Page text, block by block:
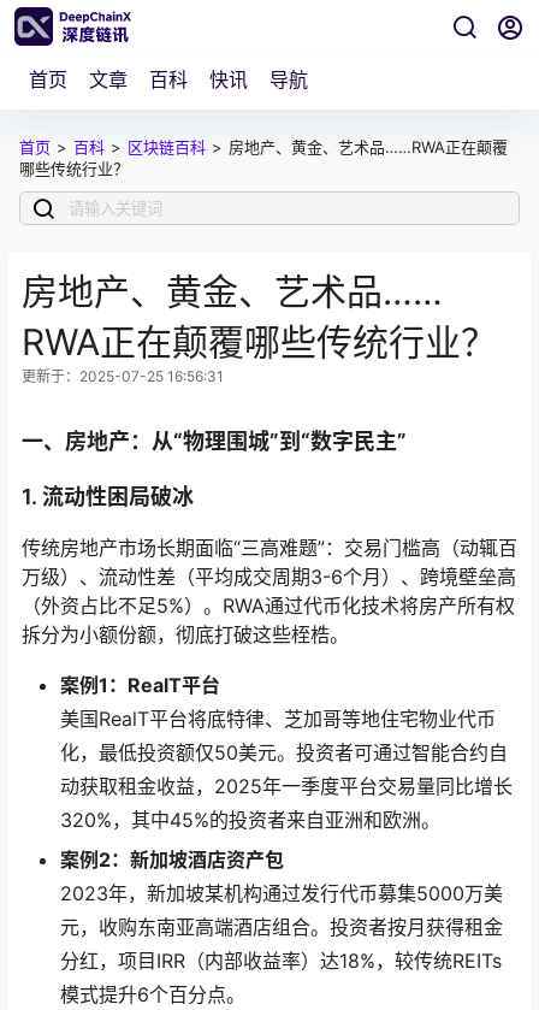
首页 文章 百科 快讯 导航
首页 > 百科 > 区块链百科 > 房地产、黄金、艺术品……RWA正在颠覆
哪些传统行业？
房地产、黄金、艺术品……
RWA正在颠覆哪些传统行业？
更新于：2025-07-25 16:56:31
一、房地产：从“物理围城”到“数字民主”
1. 流动性困局破冰
传统房地产市场长期面临“三高难题”：交易门槛高（动辄百
万级）、流动性差（平均成交周期3-6个月）、跨境壁垒高
（外资占比不足5%）。RWA通过代币化技术将房产所有权
拆分为小额份额，彻底打破这些桎梏。
案例1：RealT平台
美国RealT平台将底特律、芝加哥等地住宅物业代币
化，最低投资额仅50美元。投资者可通过智能合约自
动获取租金收益，2025年一季度平台交易量同比增长
320%，其中45%的投资者来自亚洲和欧洲。
案例2：新加坡酒店资产包
2023年，新加坡某机构通过发行代币募集5000万美
元，收购东南亚高端酒店组合。投资者按月获得租金
分红，项目IRR（内部收益率）达18%，较传统REITs
模式提升6个百分点。